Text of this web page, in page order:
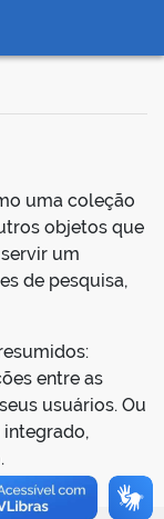
uma coleção
objetos que
um
de pesquisa,
entre as
usuários. Ou
integrado,